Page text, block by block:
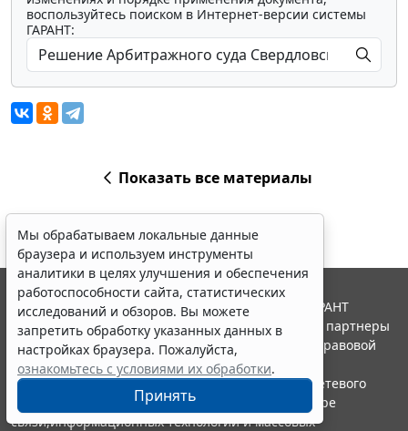
воспользуйтесь поиском в Интернет-версии системы
ГАРАНТ:
Показать все материалы
Мы обрабатываем локальные данные
браузера и используем инструменты
аналитики в целях улучшения и обеспечения
работоспособности сайта, статистических
исследований и обзоров. Вы можете
запретить обработку указанных данных в
настройках браузера. Пожалуйста,
ознакомьтесь с условиями их обработки.
Принять
© ООО "НПП "ГАРАНТ-СЕРВИС", 2026. Система ГАРАНТ
выпускается с 1990 года. Компания "Гарант" и ее партнеры
являются участниками Российской ассоциации правовой
информации ГАРАНТ.
Портал ГАРАНТ.РУ зарегистрирован в качестве сетевого
издания Федеральной службой по надзору в сфере
связи,информационных технологий и массовых